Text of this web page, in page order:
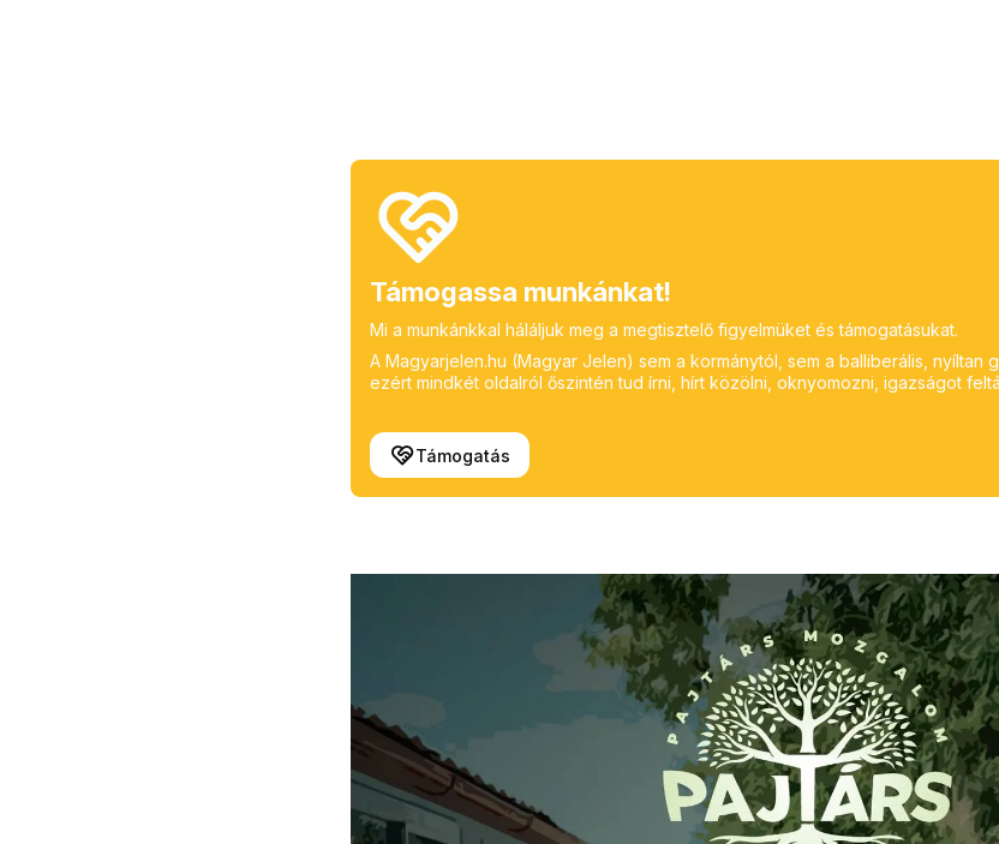
Támogassa munkánkat!
Mi a munkánkkal háláljuk meg a megtisztelő figyelmüket és támogatásukat.
A Magyarjelen.hu (Magyar Jelen) sem a kormánytól, sem a balliberális, nyíltan
ezért mindkét oldalról őszintén tud írni, hírt közölni, oknyomozni, igazságot
Támogatás